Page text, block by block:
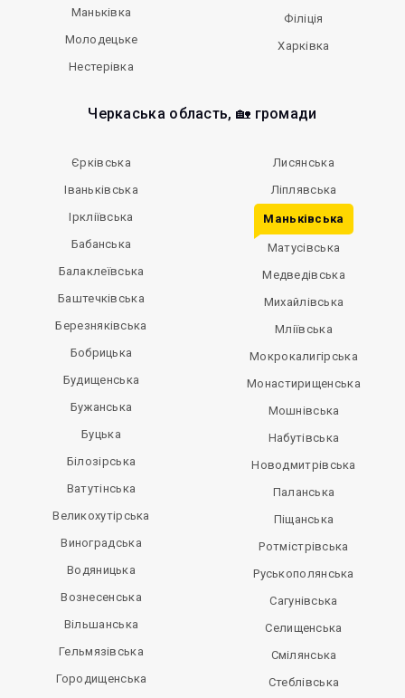
Маньківка
Молодецьке
Нестерівка
Філіція
Харківка
Черкаська область, 🏡 громади
Єрківська
Іваньківська
Іркліївська
Бабанська
Балаклеївська
Баштечківська
Березняківська
Бобрицька
Будищенська
Бужанська
Буцька
Білозірська
Ватутінська
Великохутірська
Виноградська
Водяницька
Вознесенська
Вільшанська
Гельмязівська
Городищенська
Лисянська
Ліплявська
Маньківська
Матусівська
Медведівська
Михайлівська
Мліївська
Мокрокалигірська
Монастирищенська
Мошнівська
Набутівська
Новодмитрівська
Паланська
Піщанська
Ротмістрівська
Руськополянська
Сагунівська
Селищенська
Смілянська
Стеблівська